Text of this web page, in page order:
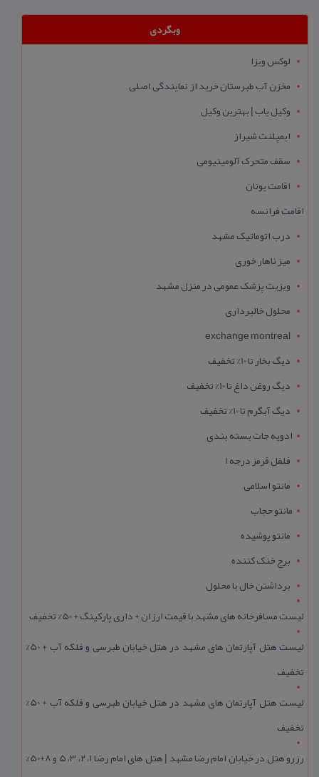
وبگردی
لوکس ویزا
مخزن آب طبرستان خرید از نمایندگی اصلی
وکیل یاب | بهترین وکیل
ایمپلنت شیراز
سقف متحرک آلومینیومی
اقامت یونان
اقامت فرانسه
درب اتوماتیک مشهد
میز ناهار خوری
ویزیت پزشک عمومی در منزل مشهد
محلول خالبرداری
exchange montreal
دیگ بخار تا 10% تخفیف
دیگ روغن داغ تا 10% تخفیف
دیگ آبگرم تا 10% تخفیف
ادویه جات بسته بندی
فلفل قرمز درجه 1
مانتو اسلامی
مانتو حجاب
مانتو پوشیده
برج خنک کننده
برداشتن خال با محلول
لیست مسافرخانه های مشهد با قیمت ارزان + داری پارکینگ + 50% تخفیف
لیست هتل آپارتمان های مشهد در هتل خیابان طبرسی و فلکه آب + 50%
تخفیف
لیست هتل آپارتمان های مشهد در هتل خیابان طبرسی و فلکه آب + 50%
تخفیف
رزرو هتل در خیابان امام رضا مشهد | هتل‌ های امام رضا 1، 2، 3، 5 و 8+50%